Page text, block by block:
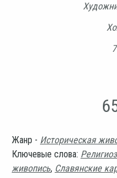
Жанр - Историческая
Ключевые слова:
живопись, Славянские